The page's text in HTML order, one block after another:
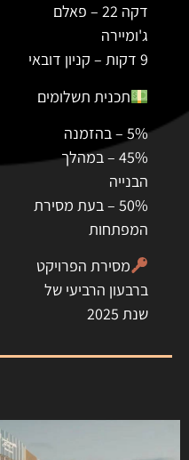
דקה 22 – פאלם
ג'ומיירה
9 דקות – קניון דובאי
תכנית תשלומים
5% – בהזמנה
45% – במהלך
הבנייה
50% – בעת מסירת
המפתחות
מסירת הפרויקט
ברבעון הרביעי של
שנת 2025